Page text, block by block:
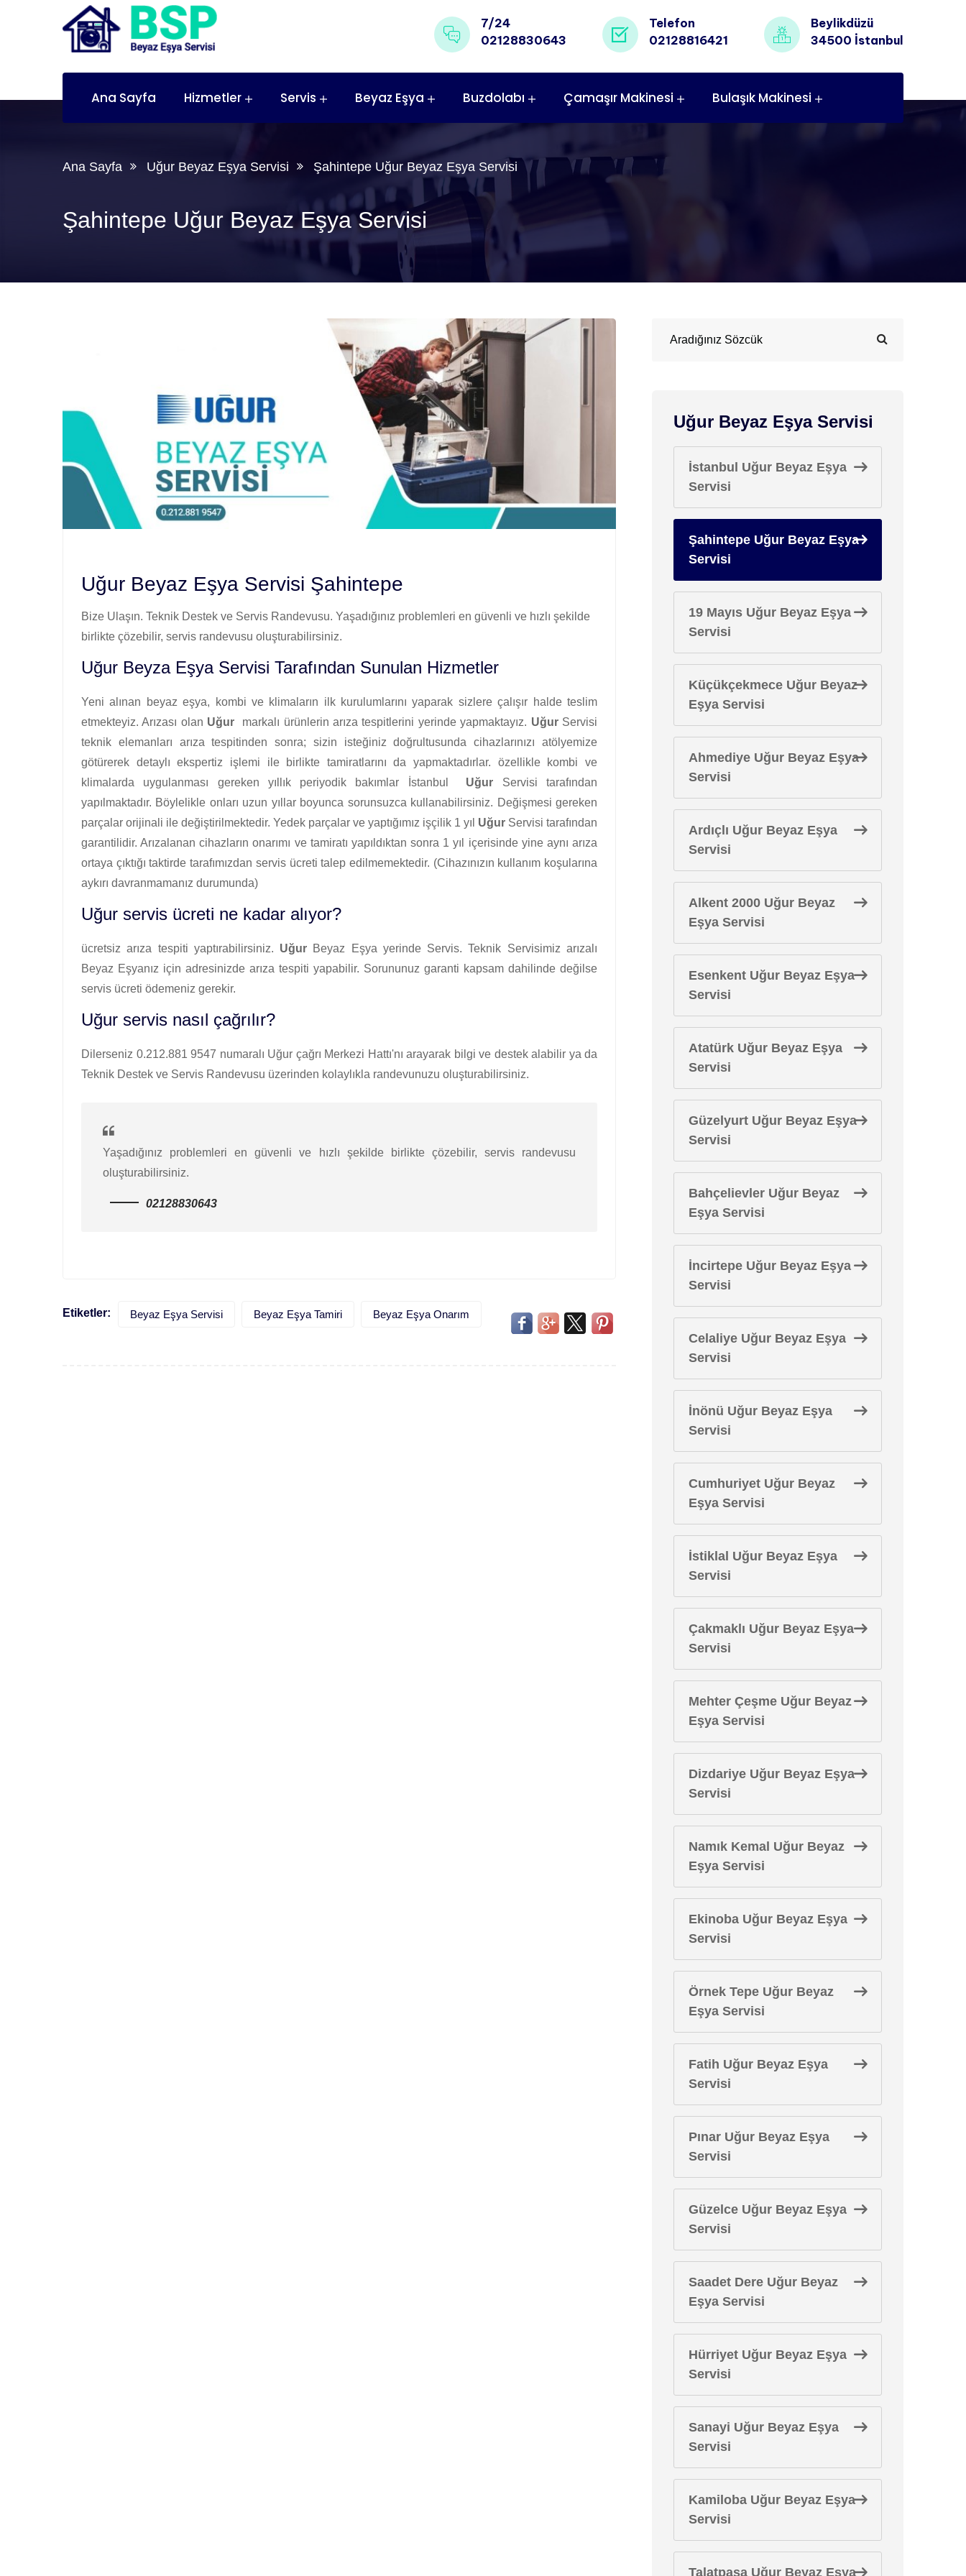
7/24
02128830643
Telefon
02128816421
Beylikdüzü
34500 İstanbul
Ana Sayfa Hizmetler Servis Beyaz Eşya Buzdolabı Çamaşır Makinesi Bulaşık Makinesi
Ana Sayfa Uğur Beyaz Eşya Servisi Şahintepe Uğur Beyaz Eşya Servisi
Şahintepe Uğur Beyaz Eşya Servisi
Uğur Beyaz Eşya Servisi Şahintepe
Bize Ulaşın. Teknik Destek ve Servis Randevusu. Yaşadığınız problemleri en güvenli ve hızlı şekilde
birlikte çözebilir, servis randevusu oluşturabilirsiniz.
Uğur Beyza Eşya Servisi Tarafından Sunulan Hizmetler
Yeni alınan beyaz eşya, kombi ve klimaların ilk kurulumlarını yaparak sizlere çalışır halde teslim
etmekteyiz. Arızası olan Uğur markalı ürünlerin arıza tespitlerini yerinde yapmaktayız. UğurServisi
teknik elemanları arıza tespitinden sonra; sizin isteğiniz doğrultusunda cihazlarınızı atölyemize
götürerek detaylı ekspertiz işlemi ile birlikte tamiratlarını da yapmaktadırlar. özellikle kombi ve
klimalarda uygulanması gereken yıllık periyodik bakımlar İstanbul Uğur Servisi tarafından
yapılmaktadır. Böylelikle onları uzun yıllar boyunca sorunsuzca kullanabilirsiniz. Değişmesi gereken
parçalar orijinali ile değiştirilmektedir. Yedek parçalar ve yaptığımız işçilik 1 yıl Uğur Servisi tarafından
garantilidir. Arızalanan cihazların onarımı ve tamiratı yapıldıktan sonra 1 yıl içerisinde yine aynı arıza
ortaya çıktığı taktirde tarafımızdan servis ücreti talep edilmemektedir. (Cihazınızın kullanım koşularına
aykırı davranmamanız durumunda)
Uğur servis ücreti ne kadar alıyor?
ücretsiz arıza tespiti yaptırabilirsiniz. Uğur Beyaz Eşya yerinde Servis. Teknik Servisimiz arızalı
Beyaz Eşyanız için adresinizde arıza tespiti yapabilir. Sorununuz garanti kapsam dahilinde değilse
servis ücreti ödemeniz gerekir.
Uğur servis nasıl çağrılır?
Dilerseniz 0.212.881 9547 numaralı Uğur çağrı Merkezi Hattı'nı arayarak bilgi ve destek alabilir ya da
Teknik Destek ve Servis Randevusu üzerinden kolaylıkla randevunuzu oluşturabilirsiniz.
Yaşadığınız problemleri en güvenli ve hızlı şekilde birlikte çözebilir, servis randevusu
oluşturabilirsiniz.
02128830643
Etiketler: Beyaz Eşya Servisi Beyaz Eşya Tamiri Beyaz Eşya Onarım
Uğur Beyaz Eşya Servisi
İstanbul Uğur Beyaz Eşya
Servisi
Şahintepe Uğur Beyaz Eşya
Servisi
19 Mayıs Uğur Beyaz Eşya
Servisi
Küçükçekmece Uğur Beyaz
Eşya Servisi
Ahmediye Uğur Beyaz Eşya
Servisi
Ardıçlı Uğur Beyaz Eşya
Servisi
Alkent 2000 Uğur Beyaz
Eşya Servisi
Esenkent Uğur Beyaz Eşya
Servisi
Atatürk Uğur Beyaz Eşya
Servisi
Güzelyurt Uğur Beyaz Eşya
Servisi
Bahçelievler Uğur Beyaz
Eşya Servisi
İncirtepe Uğur Beyaz Eşya
Servisi
Celaliye Uğur Beyaz Eşya
Servisi
İnönü Uğur Beyaz Eşya
Servisi
Cumhuriyet Uğur Beyaz
Eşya Servisi
İstiklal Uğur Beyaz Eşya
Servisi
Çakmaklı Uğur Beyaz Eşya
Servisi
Mehter Çeşme Uğur Beyaz
Eşya Servisi
Dizdariye Uğur Beyaz Eşya
Servisi
Namık Kemal Uğur Beyaz
Eşya Servisi
Ekinoba Uğur Beyaz Eşya
Servisi
Örnek Tepe Uğur Beyaz
Eşya Servisi
Fatih Uğur Beyaz Eşya
Servisi
Pınar Uğur Beyaz Eşya
Servisi
Güzelce Uğur Beyaz Eşya
Servisi
Saadet Dere Uğur Beyaz
Eşya Servisi
Hürriyet Uğur Beyaz Eşya
Servisi
Sanayi Uğur Beyaz Eşya
Servisi
Kamiloba Uğur Beyaz Eşya
Servisi
Talatpaşa Uğur Beyaz Eşya